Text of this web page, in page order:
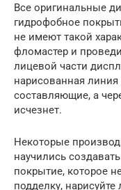
Все оригинальные
гидрофобное
не имеют такой
фломастер и
лицевой части
нарисованная линия
составляющие, а
исчезнет.
Некоторые
научились
покрытие, которое
подделку,